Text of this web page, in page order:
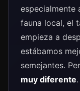
especialmente
fauna local, el
empieza a
estábamos
semejantes.
muy diferente